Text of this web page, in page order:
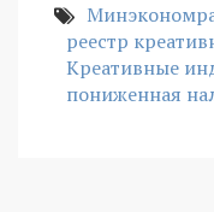
реестр
Креативные
пониженная